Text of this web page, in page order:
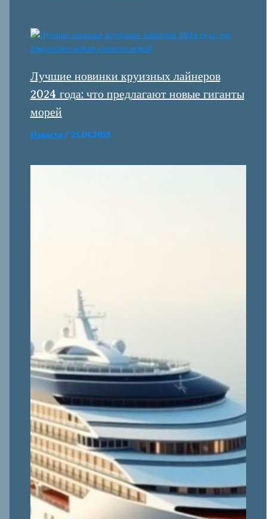
Лучшие новинки круизных лайнеров
2024 года: что предлагают новые гиганты
морей
Новости/ 25.04.2025